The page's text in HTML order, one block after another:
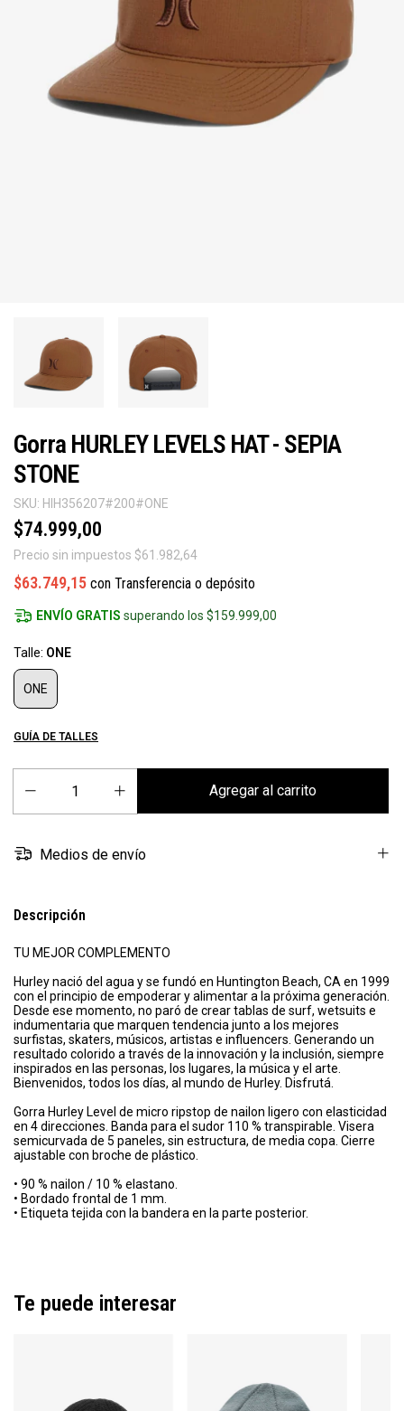
Gorra HURLEY LEVELS HAT - SEPIA
STONE
SKU: HIH356207#200#ONE
$74.999,00
Precio sin impuestos $61.982,64
$63.749,15 con Transferencia o depósito
ENVÍO GRATIS superando los$159.999,00
Talle: ONE
ONE
GUÍA DE TALLES
Medios de envío
Descripción
TU MEJOR COMPLEMENTO
Hurley nació del agua y se fundó en Huntington Beach, CA en 1999
con el principio de empoderar y alimentar a la próxima generación.
Desde ese momento, no paró de crear tablas de surf, wetsuits e
indumentaria que marquen tendencia junto a los mejores
surfistas, skaters, músicos, artistas e influencers. Generando un
resultado colorido a través de la innovación y la inclusión, siempre
inspirados en las personas, los lugares, la música y el arte.
Bienvenidos, todos los días, al mundo de Hurley. Disfrutá.
Gorra Hurley Level de micro ripstop de nailon ligero con elasticidad
en 4 direcciones. Banda para el sudor 110 % transpirable. Visera
semicurvada de 5 paneles, sin estructura, de media copa. Cierre
ajustable con broche de plástico.
• 90 % nailon / 10 % elastano.
• Bordado frontal de 1 mm.
• Etiqueta tejida con la bandera en la parte posterior.
Te puede interesar